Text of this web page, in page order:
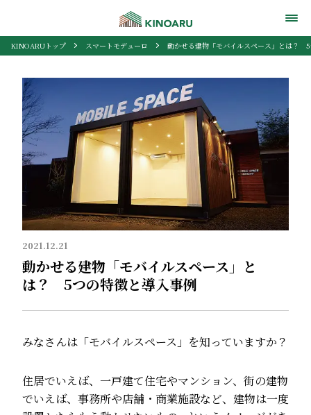
KINOARUトップ スマートモデューロ 動かせる建物「モバイルスペース」とは？
2021.12.21
動かせる建物「モバイルスペース」と
は？ 5つの特徴と導入事例
みなさんは「モバイルスペース」を知っていますか？
住居でいえば、一戸建て住宅やマンション、街の建物
でいえば、事務所や店舗・商業施設など、建物は一度